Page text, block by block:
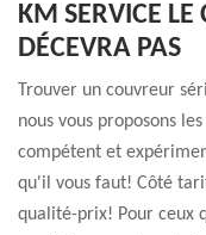
KM SERVICE
DÉCEVRA PAS
Trouver un couvreur
nous vous proposons
compétent et
qu'il vous faut! Côté
qualité-prix! Pour ceux